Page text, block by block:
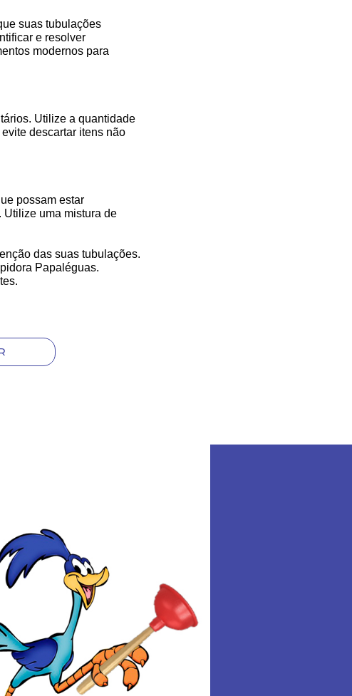
suas tubulações
e resolver
modernos para
Utilize a quantidade
descartar itens não
possam estar
Utilize uma mistura de
das suas tubulações.
Papaléguas.